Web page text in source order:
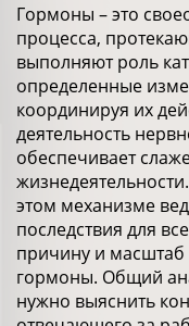
Гормоны – это
процесса,
выполняют роль
определенные
координируя их
деятельность
обеспечивает
этом механизме
последствия для
причину и
гормоны. Общий
нужно выяснить